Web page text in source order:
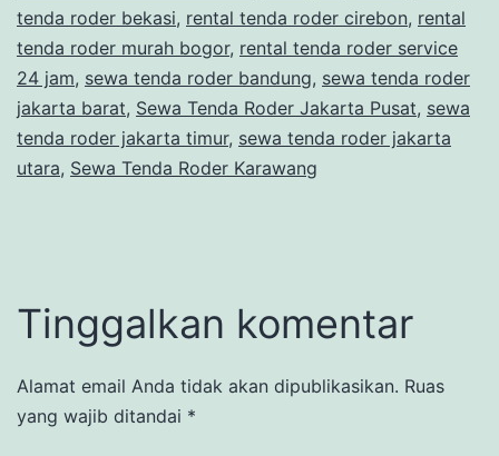
tenda roder bekasi, rental tenda roder cirebon, rental
tenda roder murah bogor, rental tenda roder service
24 jam, sewa tenda roder bandung, sewa tenda roder
jakarta barat, Sewa Tenda Roder Jakarta Pusat, sewa
tenda roder jakarta timur, sewa tenda roder jakarta
utara, Sewa Tenda Roder Karawang
Tinggalkan komentar
Alamat email Anda tidak akan dipublikasikan. Ruas
yang wajib ditandai *